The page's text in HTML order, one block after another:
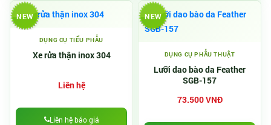
NEW
DỤNG CỤ TIỂU PHẪU
Xe rửa thận inox 304
Liên hệ
Liên hệ báo giá
NEW
DỤNG CỤ PHẪU THUẬT
Lưỡi dao bào da Feather
SGB-157
73.500 VNĐ